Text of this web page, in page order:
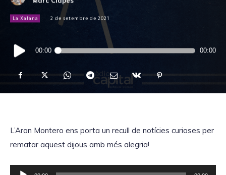
La Xalana 2 de setembre de 2021
Reproductor
d'àudio
00:00 00:00
L’Aran Montero ens porta un recull de notícies curioses per
rematar aquest dijous amb més alegria!